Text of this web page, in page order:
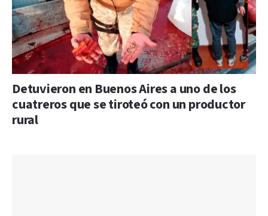
Detuvieron en Buenos Aires a uno de los
cuatreros que se tiroteó con un productor
rural